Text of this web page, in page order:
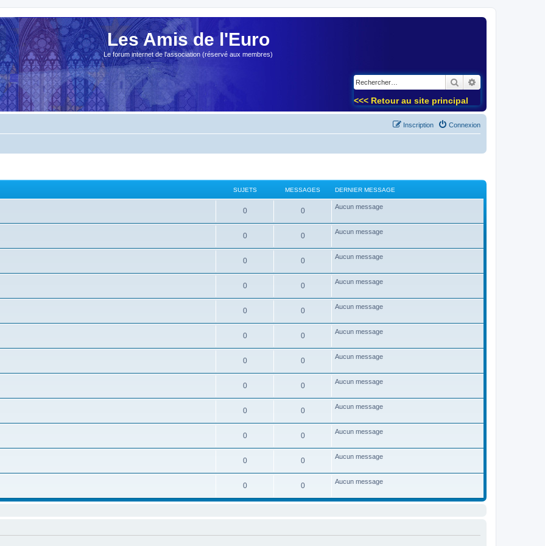
Les Amis de l'Euro
Le forum internet de l'association (réservé aux membres)
Rechercher
<<< Retour au site principal
Connexion
Inscription
SUJETS MESSAGES DERNIER MESSAGE
0 0 Aucun message
0 0 Aucun message
0 0 Aucun message
0 0 Aucun message
0 0 Aucun message
0 0 Aucun message
0 0 Aucun message
0 0 Aucun message
0 0 Aucun message
0 0 Aucun message
0 0 Aucun message
0 0 Aucun message